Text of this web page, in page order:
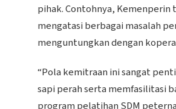
pihak. Contohnya,
mengatasi berbagai masalah
menguntungkan dengan
“Pola kemitraan ini sangat
sapi perah serta memfasilitasi